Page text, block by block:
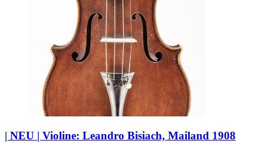
| NEU | Violine: Leandro Bisiach, Mailand 1908